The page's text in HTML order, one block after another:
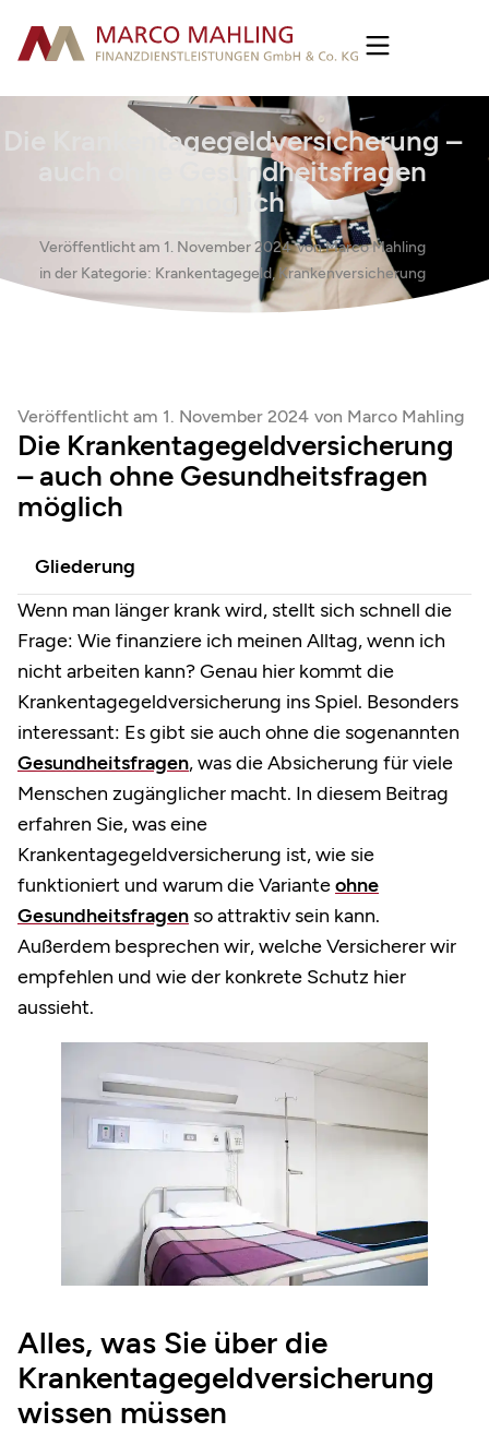
Die Krankentagegeldversicherung –
auch ohne Gesundheitsfragen
möglich
Veröffentlicht am 1. November 2024 vonMarco Mahling
in der Kategorie: Krankentagegeld,Krankenversicherung
Veröffentlicht am 1. November 2024 von Marco Mahling
Die Krankentagegeldversicherung
– auch ohne Gesundheitsfragen
möglich
Gliederung
Wenn man länger krank wird, stellt sich schnell die
Frage: Wie finanziere ich meinen Alltag, wenn ich
nicht arbeiten kann? Genau hier kommt die
Krankentagegeldversicherung ins Spiel. Besonders
interessant: Es gibt sie auch ohne die sogenannten
Gesundheitsfragen, was die Absicherung für viele
Menschen zugänglicher macht. In diesem Beitrag
erfahren Sie, was eine
Krankentagegeldversicherung ist, wie sie
funktioniert und warum die Varianteohne
Gesundheitsfragen so attraktiv sein kann.
Außerdem besprechen wir, welche Versicherer wir
empfehlen und wie der konkrete Schutz hier
aussieht.
Alles, was Sie über die
Krankentagegeldversicherung
wissen müssen